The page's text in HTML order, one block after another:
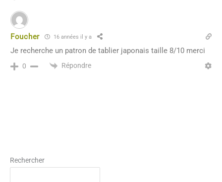
Foucher 16 années il y a
Je recherche un patron de tablier japonais taille 8/10 merci
0 Répondre
Rechercher